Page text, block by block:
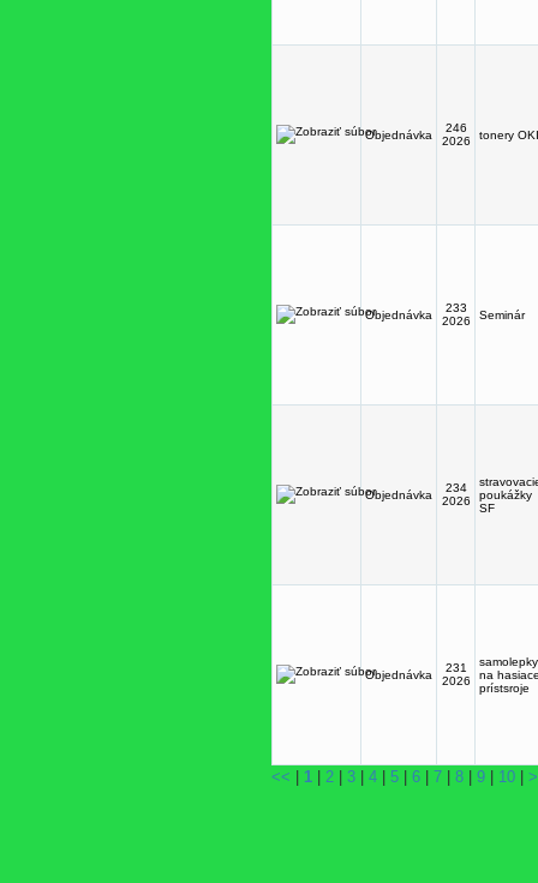
Objednávka
246
2026
tonery OKI
Objednávka
233
2026
Seminár
Objednávka
234
2026
poukážky
SF
Objednávka
231
2026
samolepky
na
prístsroje
<< 1 2 3 4 5 6 7 8 9 10